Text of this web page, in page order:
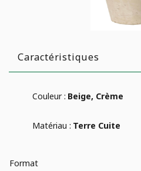
Caractéristiques
Couleur : Beige, Crème
Matériau : Terre Cuite
Format